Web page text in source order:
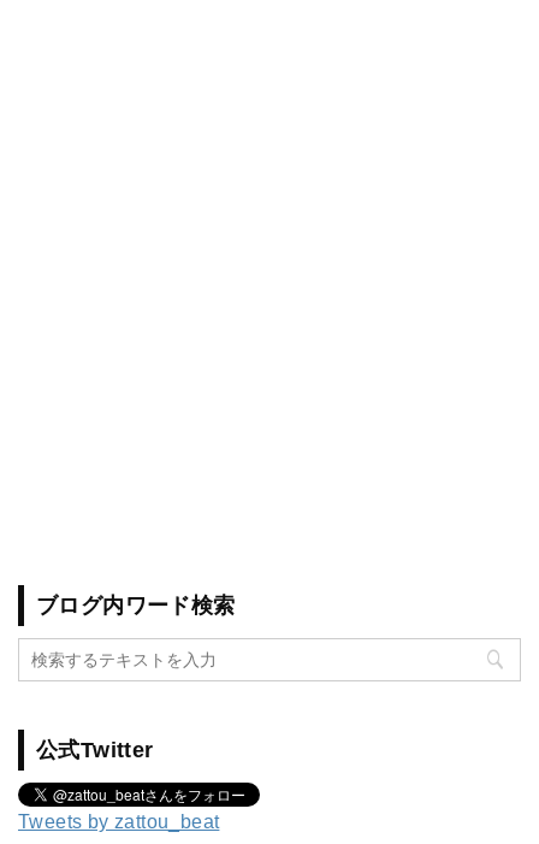
ブログ内ワード検索
公式Twitter
Tweets by zattou_beat